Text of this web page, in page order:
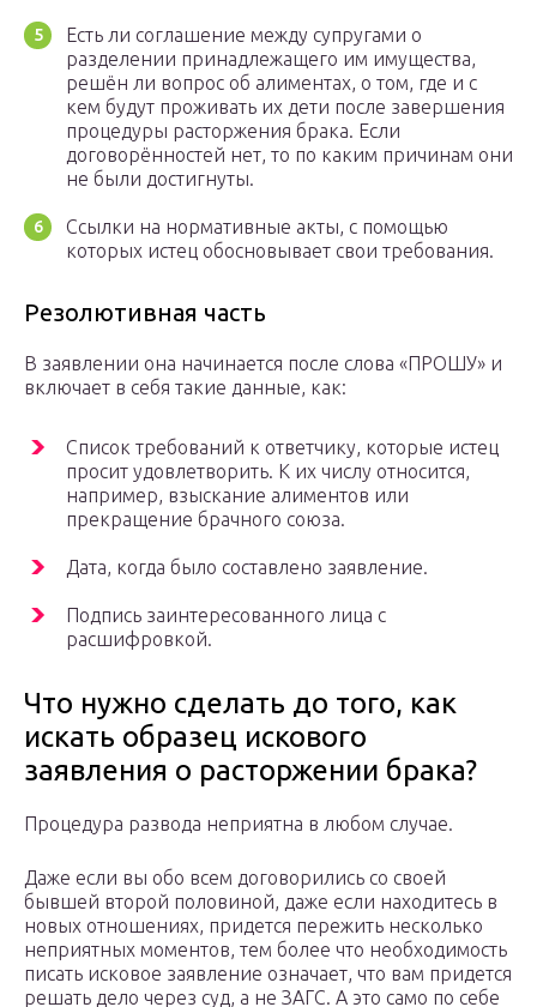
Есть ли соглашение между супругами о
разделении принадлежащего им имущества,
решён ли вопрос об алиментах, о том, где и с
кем будут проживать их дети после завершения
процедуры расторжения брака. Если
договорённостей нет, то по каким причинам они
не были достигнуты.
Ссылки на нормативные акты, с помощью
которых истец обосновывает свои требования.
Резолютивная часть
В заявлении она начинается после слова «ПРОШУ» и
включает в себя такие данные, как:
Список требований к ответчику, которые истец
просит удовлетворить. К их числу относится,
например, взыскание алиментов или
прекращение брачного союза.
Дата, когда было составлено заявление.
Подпись заинтересованного лица с
расшифровкой.
Что нужно сделать до того, как
искать образец искового
заявления о расторжении брака?
Процедура развода неприятна в любом случае.
Даже если вы обо всем договорились со своей
бывшей второй половиной, даже если находитесь в
новых отношениях, придется пережить несколько
неприятных моментов, тем более что необходимость
писать исковое заявление означает, что вам придется
решать дело через суд, а не ЗАГС. А это само по себе